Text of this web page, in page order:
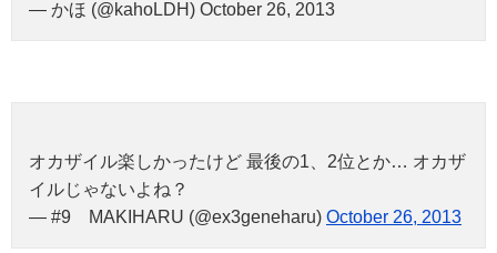
— かほ (@kahoLDH) October 26, 2013
オカザイル楽しかったけど 最後の1、2位とか… オカザ
イルじゃないよね？
— #9 MAKIHARU (@ex3geneharu) October 26, 2013